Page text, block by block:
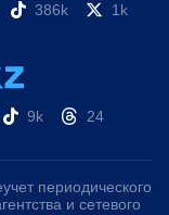
386k
1k
9k 24
периодического
и сетевого